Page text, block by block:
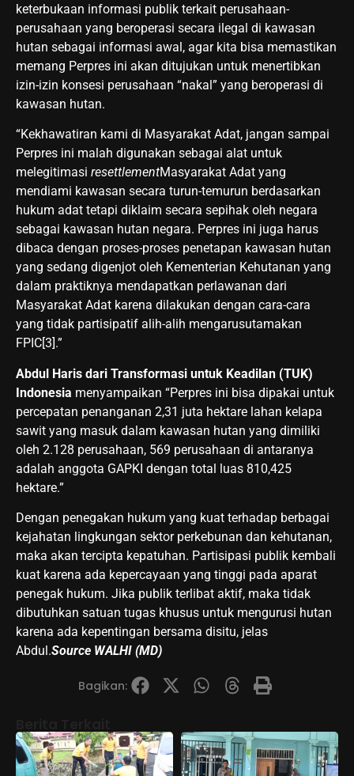
keterbukaan informasi publik terkait perusahaan-
perusahaan yang beroperasi secara ilegal di kawasan
hutan sebagai informasi awal, agar kita bisa memastikan
memang Perpres ini akan ditujukan untuk menertibkan
izin-izin konsesi perusahaan “nakal” yang beroperasi di
kawasan hutan.
“Kekhawatiran kami di Masyarakat Adat, jangan sampai
Perpres ini malah digunakan sebagai alat untuk
melegitimasi resettlementMasyarakat Adat yang
mendiami kawasan secara turun-temurun berdasarkan
hukum adat tetapi diklaim secara sepihak oleh negara
sebagai kawasan hutan negara. Perpres ini juga harus
dibaca dengan proses-proses penetapan kawasan hutan
yang sedang digenjot oleh Kementerian Kehutanan yang
dalam praktiknya mendapatkan perlawanan dari
Masyarakat Adat karena dilakukan dengan cara-cara
yang tidak partisipatif alih-alih mengarusutamakan
FPIC[3].”
Abdul Haris dari Transformasi untuk Keadilan (TUK)
Indonesia menyampaikan “Perpres ini bisa dipakai untuk
percepatan penanganan 2,31 juta hektare lahan kelapa
sawit yang masuk dalam kawasan hutan yang dimiliki
oleh 2.128 perusahaan, 569 perusahaan di antaranya
adalah anggota GAPKI dengan total luas 810,425
hektare.”
Dengan penegakan hukum yang kuat terhadap berbagai
kejahatan lingkungan sektor perkebunan dan kehutanan,
maka akan tercipta kepatuhan. Partisipasi publik kembali
kuat karena ada kepercayaan yang tinggi pada aparat
penegak hukum. Jika publik terlibat aktif, maka tidak
dibutuhkan satuan tugas khusus untuk mengurusi hutan
karena ada kepentingan bersama disitu, jelas
Abdul.Source WALHI (MD)
Bagikan: